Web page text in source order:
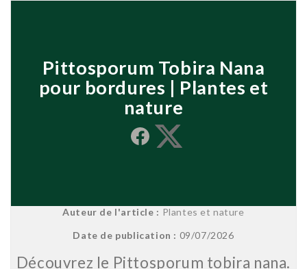
Pittosporum Tobira Nana
pour bordures | Plantes et
nature
Share
Auteur de l'article : Plantes et nature
Date de publication : 09/07/2026
Découvrez le Pittosporum tobira nana.